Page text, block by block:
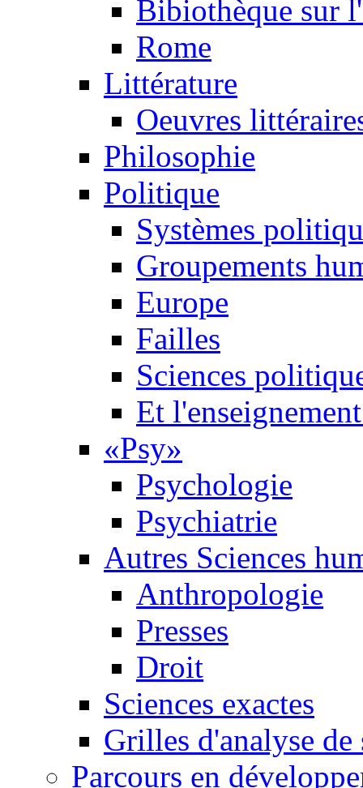
Bibiothèque sur
Rome
Littérature
Oeuvres
Philosophie
Politique
Systèmes
Groupements
Europe
Failles
Sciences
Et
«Psy»
Psychologie
Psychiatrie
Autres Sciences
Anthropologie
Presses
Droit
Sciences exactes
Grilles d'analyse de
Parcours en